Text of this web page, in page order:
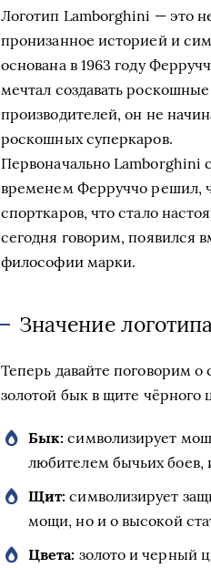
Логотип Lamborghini — это
пронизанное историей и
основана в 1963 году
мечтал создавать
производителей, он не
роскошных суперкаров.
Первоначально Lamborghini
временем Ферруччо решил,
спорткаров, что стало
сегодня говорим, появился
философии марки.
Значение логотипа
Теперь давайте поговорим
золотой бык в щите чёрного
Бык: символизирует
любителем бычьих боев,
Щит: символизирует
мощи, но и о высокой
Цвета: золото и черный